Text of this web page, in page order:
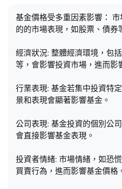
基金價格受多重因素影響：
的的市場表現，如股票、債券
經濟狀況: 整體經濟環境，包
等，會影響投資市場，進而影
行業表現: 基金若集中投資特
景和表現會顯著影響基金。
公司表現: 基金投資的個別公
會直接影響基金表現。
投資者情緒: 市場情緒，如恐
買賣行為，進而影響基金價格